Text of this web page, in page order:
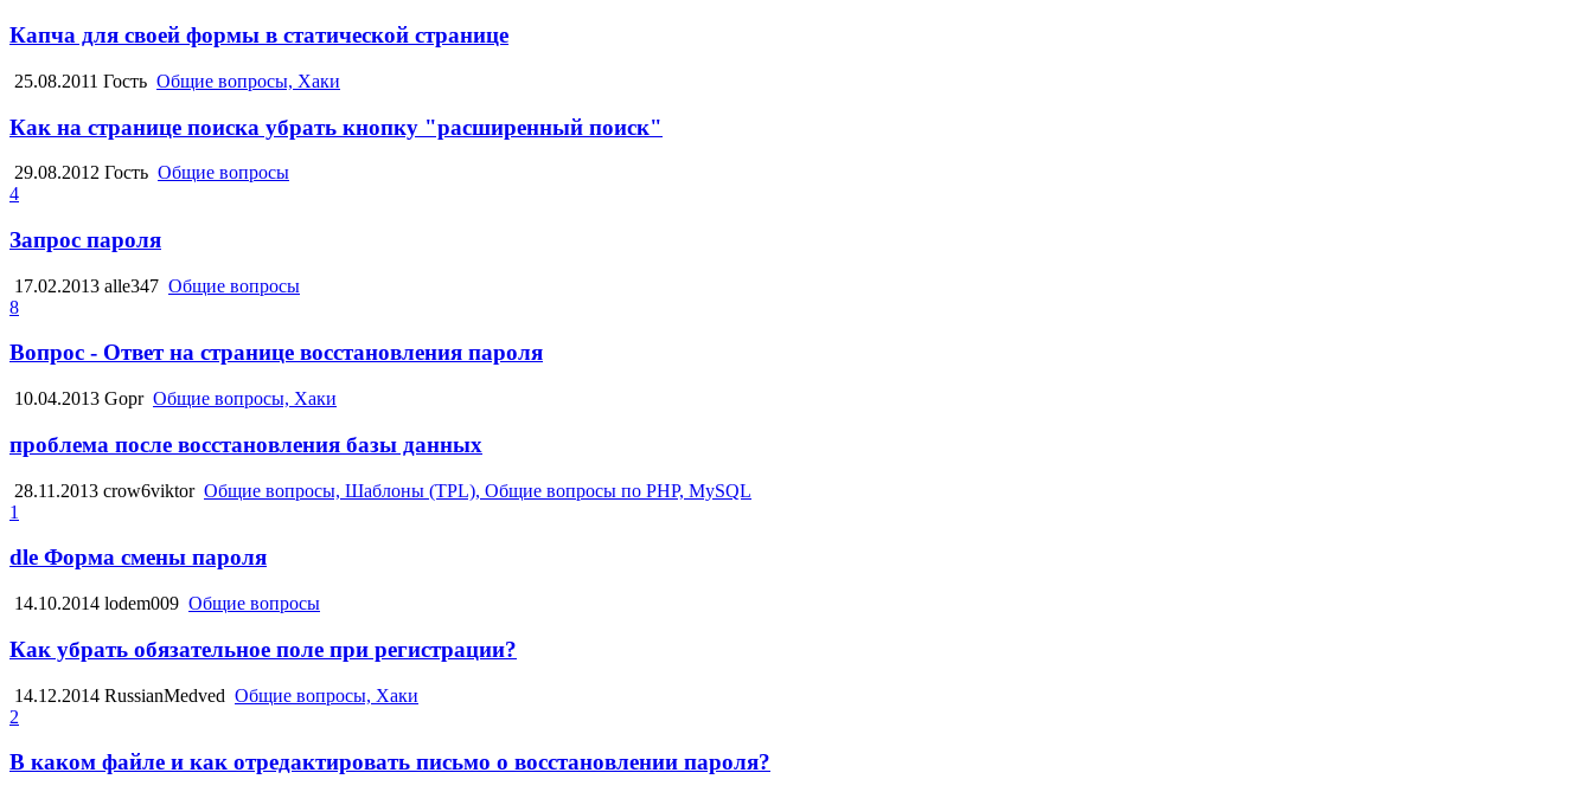
Капча для своей формы в статической странице
25.08.2011 Гость Общие вопросы, Хаки
Как на странице поиска убрать кнопку "расширенный поиск"
29.08.2012 Гость Общие вопросы
4
Запрос пароля
17.02.2013 alle347 Общие вопросы
8
Вопрос - Ответ на странице восстановления пароля
10.04.2013 Gopr Общие вопросы, Хаки
проблема после восстановления базы данных
28.11.2013 crow6viktor Общие вопросы, Шаблоны (TPL), Общие вопросы по PHP, MySQL
1
dle Форма смены пароля
14.10.2014 lodem009 Общие вопросы
Как убрать обязательное поле при регистрации?
14.12.2014 RussianMedved Общие вопросы, Хаки
2
В каком файле и как отредактировать письмо о восстановлении пароля?